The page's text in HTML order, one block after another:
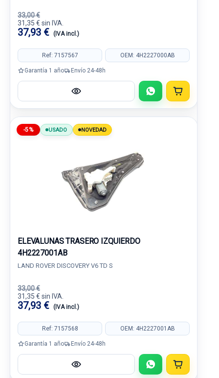
33,00 €
31,35 € sin IVA.
37,93 € (IVA incl.)
Ref: 7157567 OEM: 4H2227000AB
Garantía 1 año Envío 24-48h
-5% USADO NOVEDAD
ELEVALUNAS TRASERO IZQUIERDO
4H2227001AB
LAND ROVER DISCOVERY V6 TD S
33,00 €
31,35 € sin IVA.
37,93 € (IVA incl.)
Ref: 7157568 OEM: 4H2227001AB
Garantía 1 año Envío 24-48h